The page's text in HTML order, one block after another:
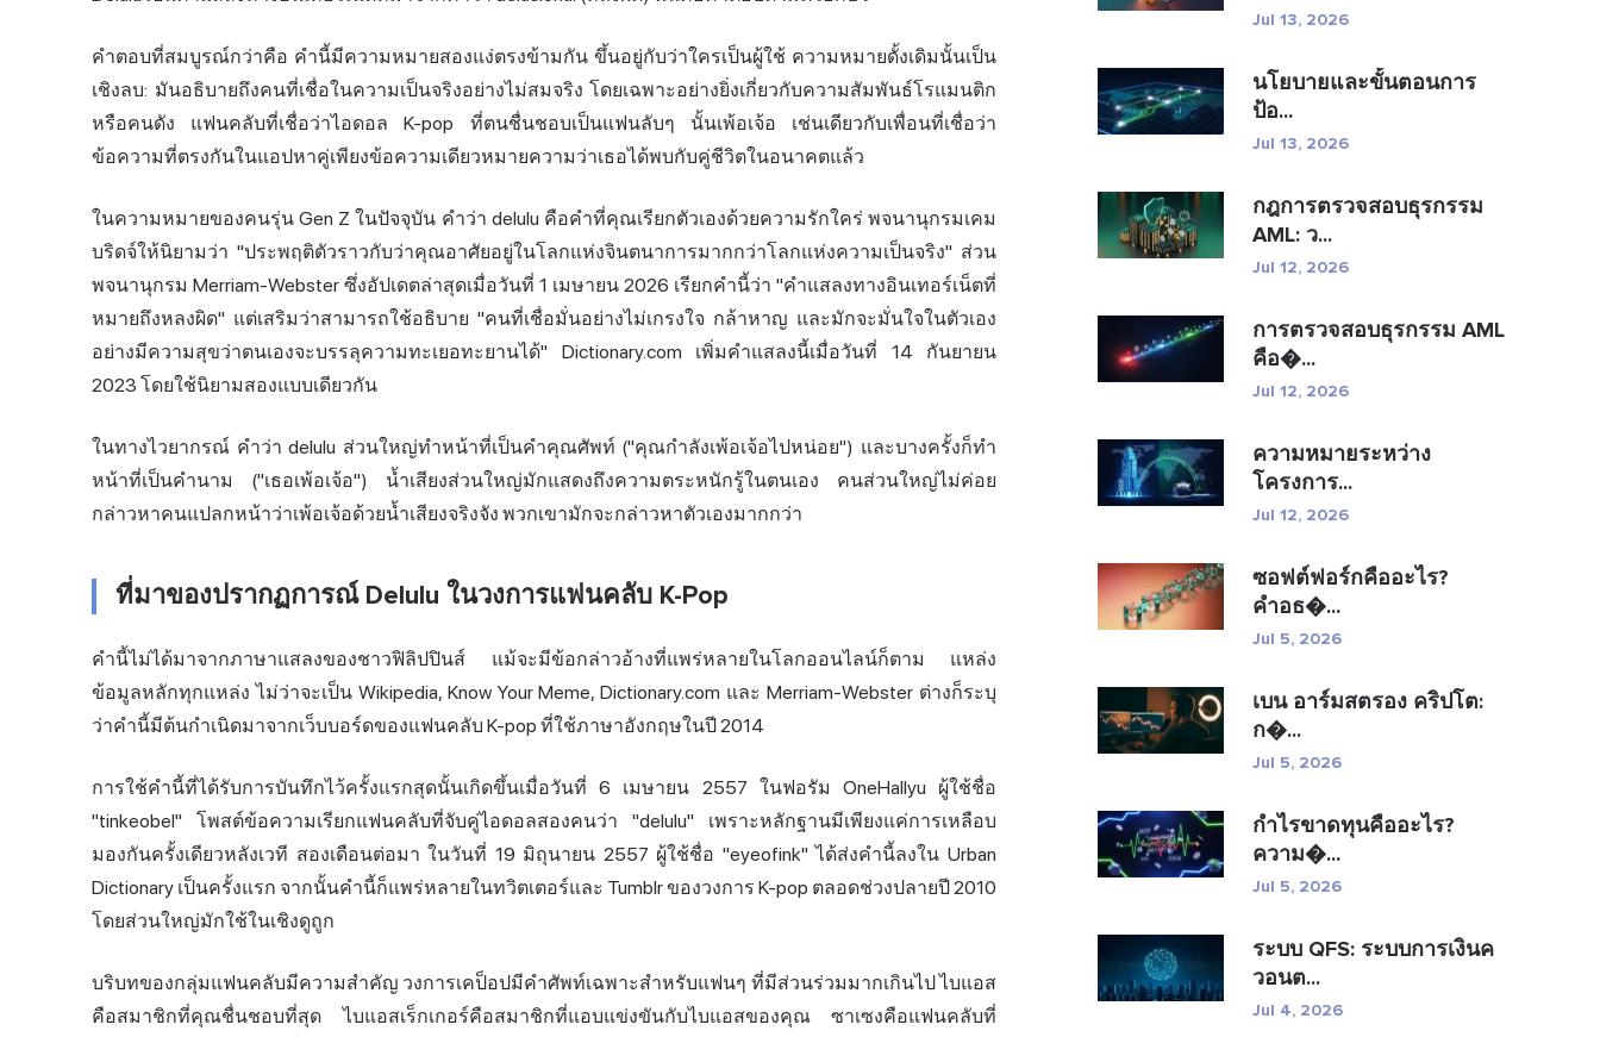
คำตอบที่สมบูรณ์กว่าคือ คำนี้มีความหมายสองแง่ตรงข้ามกัน ขึ้นอยู่กับว่าใครเป็นผู้ใช้ ความหมายดั้งเดิมนั้นเป็น
เชิงลบ: มันอธิบายถึงคนที่เชื่อในความเป็นจริงอย่างไม่สมจริง โดยเฉพาะอย่างยิ่งเกี่ยวกับความสัมพันธ์โรแมนติก
หรือคนดัง แฟนคลับที่เชื่อว่าไอดอล K-pop ที่ตนชื่นชอบเป็นแฟนลับๆ นั้นเพ้อเจ้อ เช่นเดียวกับเพื่อนที่เชื่อว่า
ข้อความที่ตรงกันในแอปหาคู่เพียงข้อความเดียวหมายความว่าเธอได้พบกับคู่ชีวิตในอนาคตแล้ว
ในความหมายของคนรุ่น Gen Z ในปัจจุบัน คำว่า delulu คือคำที่คุณเรียกตัวเองด้วยความรักใคร่ พจนานุกรมเคม
บริดจ์ให้นิยามว่า "ประพฤติตัวราวกับว่าคุณอาศัยอยู่ในโลกแห่งจินตนาการมากกว่าโลกแห่งความเป็นจริง" ส่วน
พจนานุกรม Merriam-Webster ซึ่งอัปเดตล่าสุดเมื่อวันที่ 1 เมษายน 2026 เรียกคำนี้ว่า "คำแสลงทางอินเทอร์เน็ตที่
หมายถึงหลงผิด" แต่เสริมว่าสามารถใช้อธิบาย "คนที่เชื่อมั่นอย่างไม่เกรงใจ กล้าหาญ และมักจะมั่นใจในตัวเอง
อย่างมีความสุขว่าตนเองจะบรรลุความทะเยอทะยานได้" Dictionary.com เพิ่มคำแสลงนี้เมื่อวันที่ 14 กันยายน
2023 โดยใช้นิยามสองแบบเดียวกัน
ในทางไวยากรณ์ คำว่า delulu ส่วนใหญ่ทำหน้าที่เป็นคำคุณศัพท์ ("คุณกำลังเพ้อเจ้อไปหน่อย") และบางครั้งก็ทำ
หน้าที่เป็นคำนาม ("เธอเพ้อเจ้อ") น้ำเสียงส่วนใหญ่มักแสดงถึงความตระหนักรู้ในตนเอง คนส่วนใหญ่ไม่ค่อย
กล่าวหาคนแปลกหน้าว่าเพ้อเจ้อด้วยน้ำเสียงจริงจัง พวกเขามักจะกล่าวหาตัวเองมากกว่า
ที่มาของปรากฏการณ์ Delulu ในวงการแฟนคลับ K-Pop
คำนี้ไม่ได้มาจากภาษาแสลงของชาวฟิลิปปินส์ แม้จะมีข้อกล่าวอ้างที่แพร่หลายในโลกออนไลน์ก็ตาม แหล่ง
ข้อมูลหลักทุกแหล่ง ไม่ว่าจะเป็น Wikipedia, Know Your Meme, Dictionary.com และ Merriam-Webster ต่างก็ระบุ
ว่าคำนี้มีต้นกำเนิดมาจากเว็บบอร์ดของแฟนคลับ K-pop ที่ใช้ภาษาอังกฤษในปี 2014
การใช้คำนี้ที่ได้รับการบันทึกไว้ครั้งแรกสุดนั้นเกิดขึ้นเมื่อวันที่ 6 เมษายน 2557 ในฟอรัม OneHallyu ผู้ใช้ชื่อ
"tinkeobel" โพสต์ข้อความเรียกแฟนคลับที่จับคู่ไอดอลสองคนว่า "delulu" เพราะหลักฐานมีเพียงแค่การเหลือบ
มองกันครั้งเดียวหลังเวที สองเดือนต่อมา ในวันที่ 19 มิถุนายน 2557 ผู้ใช้ชื่อ "eyeofink" ได้ส่งคำนี้ลงใน Urban
Dictionary เป็นครั้งแรก จากนั้นคำนี้ก็แพร่หลายในทวิตเตอร์และ Tumblr ของวงการ K-pop ตลอดช่วงปลายปี 2010
โดยส่วนใหญ่มักใช้ในเชิงดูถูก
บริบทของกลุ่มแฟนคลับมีความสำคัญ วงการเคป็อปมีคำศัพท์เฉพาะสำหรับแฟนๆ ที่มีส่วนร่วมมากเกินไป ไบแอส
คือสมาชิกที่คุณชื่นชอบที่สุด ไบแอสเร็กเกอร์คือสมาชิกที่แอบแข่งขันกับไบแอสของคุณ ซาเซงคือแฟนคลับที่
Jul 13, 2026
นโยบายและขั้นตอนการ
ป้อ...
Jul 13, 2026
กฎการตรวจสอบธุรกรรม
AML: ว...
Jul 12, 2026
การตรวจสอบธุรกรรม AML
คือ�...
Jul 12, 2026
ความหมายระหว่าง
โครงการ...
Jul 12, 2026
ซอฟต์ฟอร์กคืออะไร?
คำอธ�...
Jul 5, 2026
เบน อาร์มสตรอง คริปโต:
ก�...
Jul 5, 2026
กำไรขาดทุนคืออะไร?
ความ�...
Jul 5, 2026
ระบบ QFS: ระบบการเงินค
วอนต...
Jul 4, 2026